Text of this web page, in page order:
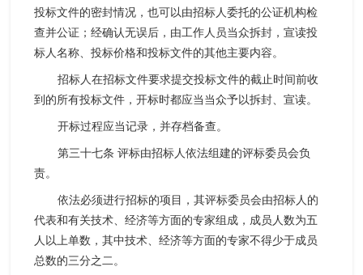
投标文件的密封情况，也可以由招标人委托的公证机构检
查并公证；经确认无误后，由工作人员当众拆封，宣读投
标人名称、投标价格和投标文件的其他主要内容。
招标人在招标文件要求提交投标文件的截止时间前收
到的所有投标文件，开标时都应当当众予以拆封、宣读。
开标过程应当记录，并存档备查。
第三十七条 评标由招标人依法组建的评标委员会负
责。
依法必须进行招标的项目，其评标委员会由招标人的
代表和有关技术、经济等方面的专家组成，成员人数为五
人以上单数，其中技术、经济等方面的专家不得少于成员
总数的三分之二。